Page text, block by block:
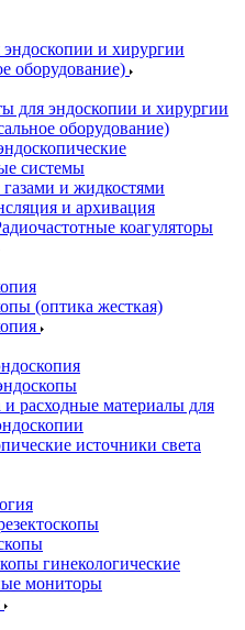
и хирургии
оборудование)
для эндоскопии и хирургии
оборудование)
системы
газами и жидкостями
и архивация
коагуляторы
(оптика жесткая)
и расходные материалы для
источники света
гинекологические
мониторы